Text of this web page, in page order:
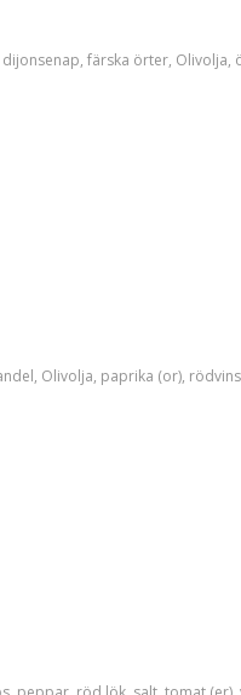
dijonsenap, färska örter, Olivolja,
, Olivolja, paprika (or),